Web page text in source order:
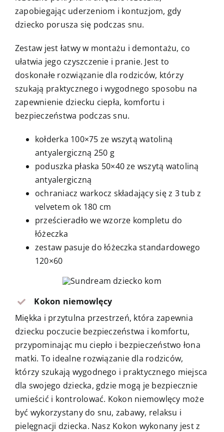
zapobiegając uderzeniom i kontuzjom, gdy
dziecko porusza się podczas snu.
Zestaw jest łatwy w montażu i demontażu, co
ułatwia jego czyszczenie i pranie. Jest to
doskonałe rozwiązanie dla rodziców, którzy
szukają praktycznego i wygodnego sposobu na
zapewnienie dziecku ciepła, komfortu i
bezpieczeństwa podczas snu.
kołderka 100×75 ze wszytą watoliną
antyalergiczną 250 g
poduszka płaska 50×40 ze wszytą watoliną
antyalergiczną
ochraniacz warkocz składający się z 3 tub z
velvetem ok 180 cm
prześcieradło we wzorze kompletu do
łóżeczka
zestaw pasuje do łóżeczka standardowego
120×60
Kokon niemowlęcy
Miękka i przytulna przestrzeń, która zapewnia
dziecku poczucie bezpieczeństwa i komfortu,
przypominając mu ciepło i bezpieczeństwo łona
matki. To idealne rozwiązanie dla rodziców,
którzy szukają wygodnego i praktycznego miejsca
dla swojego dziecka, gdzie mogą je bezpiecznie
umieścić i kontrolować. Kokon niemowlęcy może
być wykorzystany do snu, zabawy, relaksu i
pielęgnacji dziecka. Nasz Kokon wykonany jest z